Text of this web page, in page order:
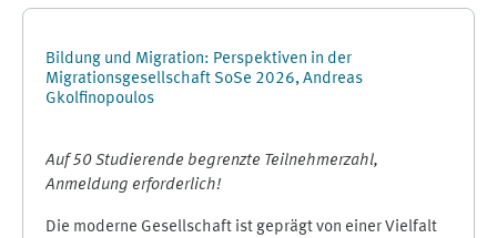
Bildung und Migration: Perspektiven in der
Migrationsgesellschaft SoSe 2026, Andreas
Gkolfinopoulos
Auf 50 Studierende begrenzte Teilnehmerzahl,
Anmeldung erforderlich!
Die moderne Gesellschaft ist geprägt von einer Vielfalt